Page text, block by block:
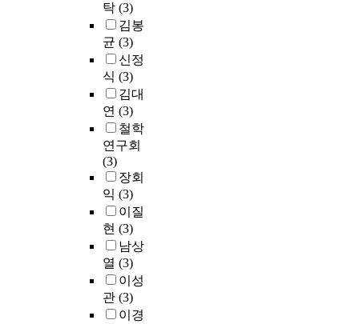
탁 (3)
김봉
균 (3)
신정
식 (3)
김대
연 (3)
철학
연구회
(3)
장회
익 (3)
이질
현 (3)
남상
열 (3)
이성
관 (3)
이경